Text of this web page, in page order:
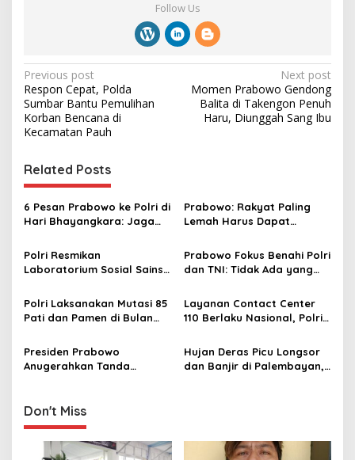
Follow Us
P
o
s
n
a
v
g
a
t
i
o
n
Previous post
Respon Cepat, Polda
Sumbar Bantu Pemulihan
Korban Bencana di
Kecamatan Pauh
Next post
Momen Prabowo Gendong
Balita di Takengon Penuh
Haru, Diunggah Sang Ibu
Related Posts
6 Pesan Prabowo ke Polri di
Hari Bhayangkara: Jaga
Menyusahkan Rakyat
Prabowo: Rakyat Paling
Lemah Harus Dapat
Boleh Disalahgunakan
Polri Resmikan
Laboratorium Sosial Sains
Transformasi SDM dari
Reaktif ke Proaktif
Prabowo Fokus Benahi Polri
dan TNI: Tidak Ada yang
Jenderal Kita Serahkan ke
Kejaksaan
Polri Laksanakan Mutasi 85
Pati dan Pamen di Bulan
Layanan Contact Center
110 Berlaku Nasional, Polri
Gratis di Seluruh Indonesia!
Presiden Prabowo
Anugerahkan Tanda
Pangan Nasional
Hujan Deras Picu Longsor
dan Banjir di Palembayan,
Don't Miss